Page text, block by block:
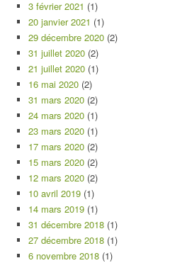
3 février 2021 (1)
20 janvier 2021 (1)
29 décembre 2020 (2)
31 juillet 2020 (2)
21 juillet 2020 (1)
16 mai 2020 (2)
31 mars 2020 (2)
24 mars 2020 (1)
23 mars 2020 (1)
17 mars 2020 (2)
15 mars 2020 (2)
12 mars 2020 (2)
10 avril 2019 (1)
14 mars 2019 (1)
31 décembre 2018 (1)
27 décembre 2018 (1)
6 novembre 2018 (1)